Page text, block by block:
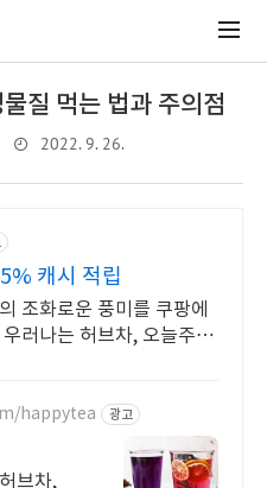
질 먹는 법과 주의점
2022. 9. 26.
캐시 적립
조화로운 풍미를 쿠팡에
러나는 허브차, 오늘주문
happytea 광고
브차,